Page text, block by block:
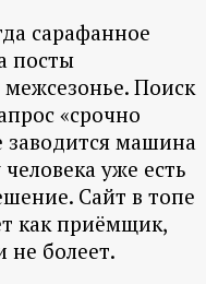
сарафанное
посты
Поиск
«срочно
заводится машина
уже есть
Сайт в топе
как приёмщик,
болеет.